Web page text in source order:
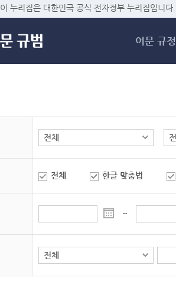
메
이 누리집은 대한민국 공식 전자정부 누리집입니다.
어문 규정
전체 한글 맞춤법
~